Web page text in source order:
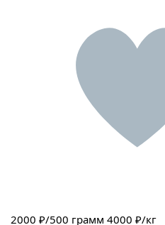
2000 ₽/500 грамм 4000 ₽/кг